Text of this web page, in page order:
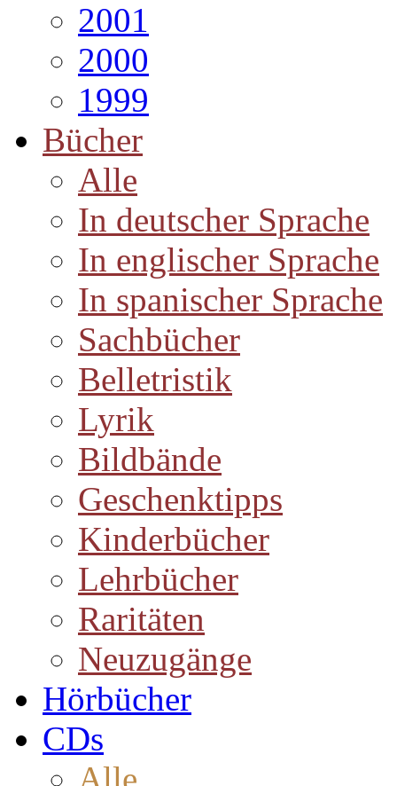
2001
2000
1999
Bücher
Alle
In deutscher Sprache
In englischer Sprache
In spanischer Sprache
Sachbücher
Belletristik
Lyrik
Bildbände
Geschenktipps
Kinderbücher
Lehrbücher
Raritäten
Neuzugänge
Hörbücher
CDs